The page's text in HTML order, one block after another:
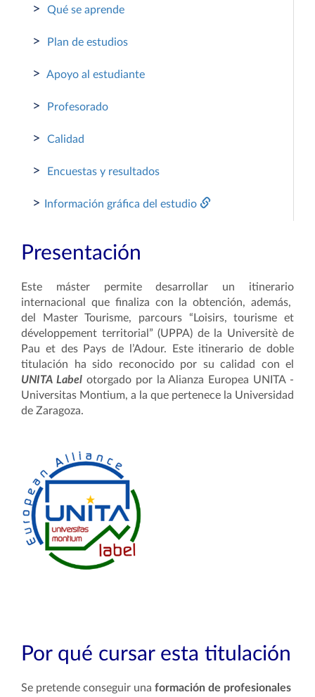
> Qué se aprende
> Plan de estudios
> Apoyo al estudiante
> Profesorado
> Calidad
> Encuestas y resultados
> Información gráfica del estudio
Presentación
Este máster permite desarrollar un itinerario
internacional que finaliza con la obtención, además,
del Master Tourisme, parcours “Loisirs, tourisme et
développement territorial” (UPPA) de la Universitè de
Pau et des Pays de l’Adour.
Este itinerario de doble
titulación ha sido reconocido por su calidad con el
UNITA Label otorgado por la Alianza Europea UNITA -
Universitas Montium, a la que pertenece la Universidad
de Zaragoza.
Por qué cursar esta titulación
Se pretende conseguir una formación de profesionales